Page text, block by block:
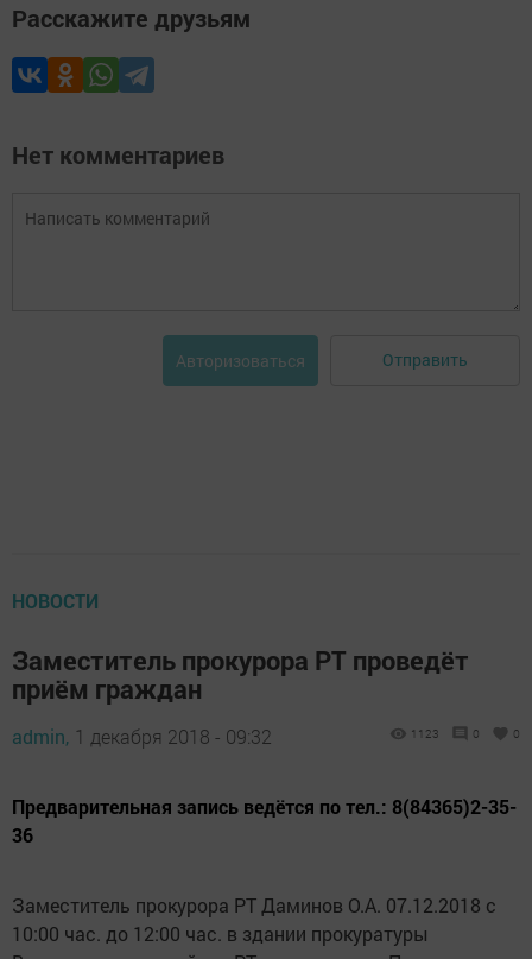
Расскажите друзьям
Нет комментариев
Авторизоваться Отправить
НОВОСТИ
Заместитель прокурора РТ проведёт
приём граждан
admin, 1 декабря 2018 - 09:32 1123 0 0
Предварительная запись ведётся по тел.: 8(84365)2-35-
36
Заместитель прокурора РТ Даминов О.А. 07.12.2018 с
10:00 час. до 12:00 час. в здании прокуратуры